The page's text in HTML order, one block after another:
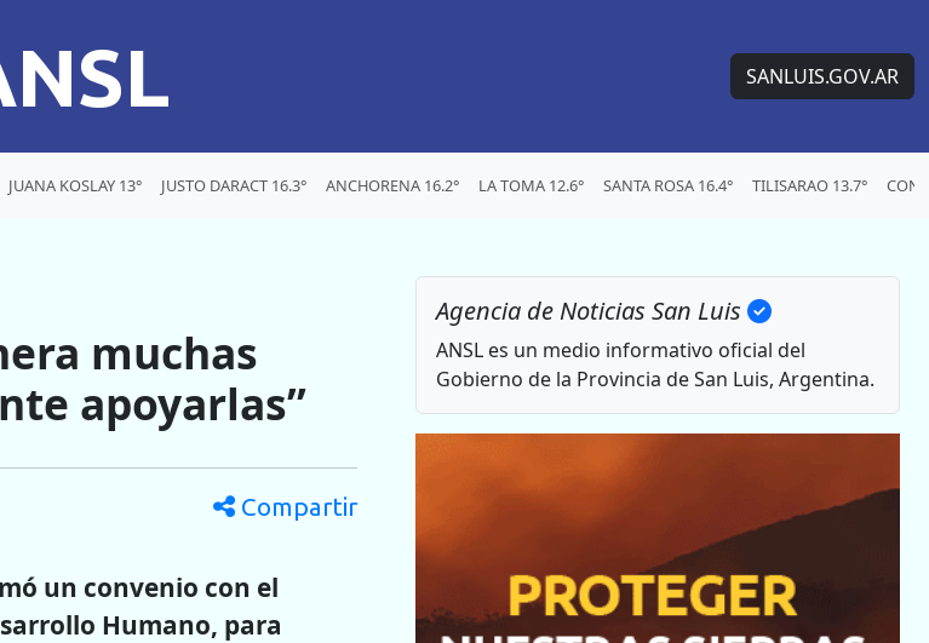
SANLUIS.GOV.AR
JUANA KOSLAY 13° JUSTO DARACT 16.3° ANCHORENA 16.2° LA TOMA 12.6° SANTA ROSA 16.4° TILISARAO 13.7°
muchas
apoyarlas”
Compartir
un convenio con el
Humano, para
Agencia de Noticias San Luis
ANSL es un medio informativo oficial del
Gobierno de la Provincia de San Luis, Argentina.